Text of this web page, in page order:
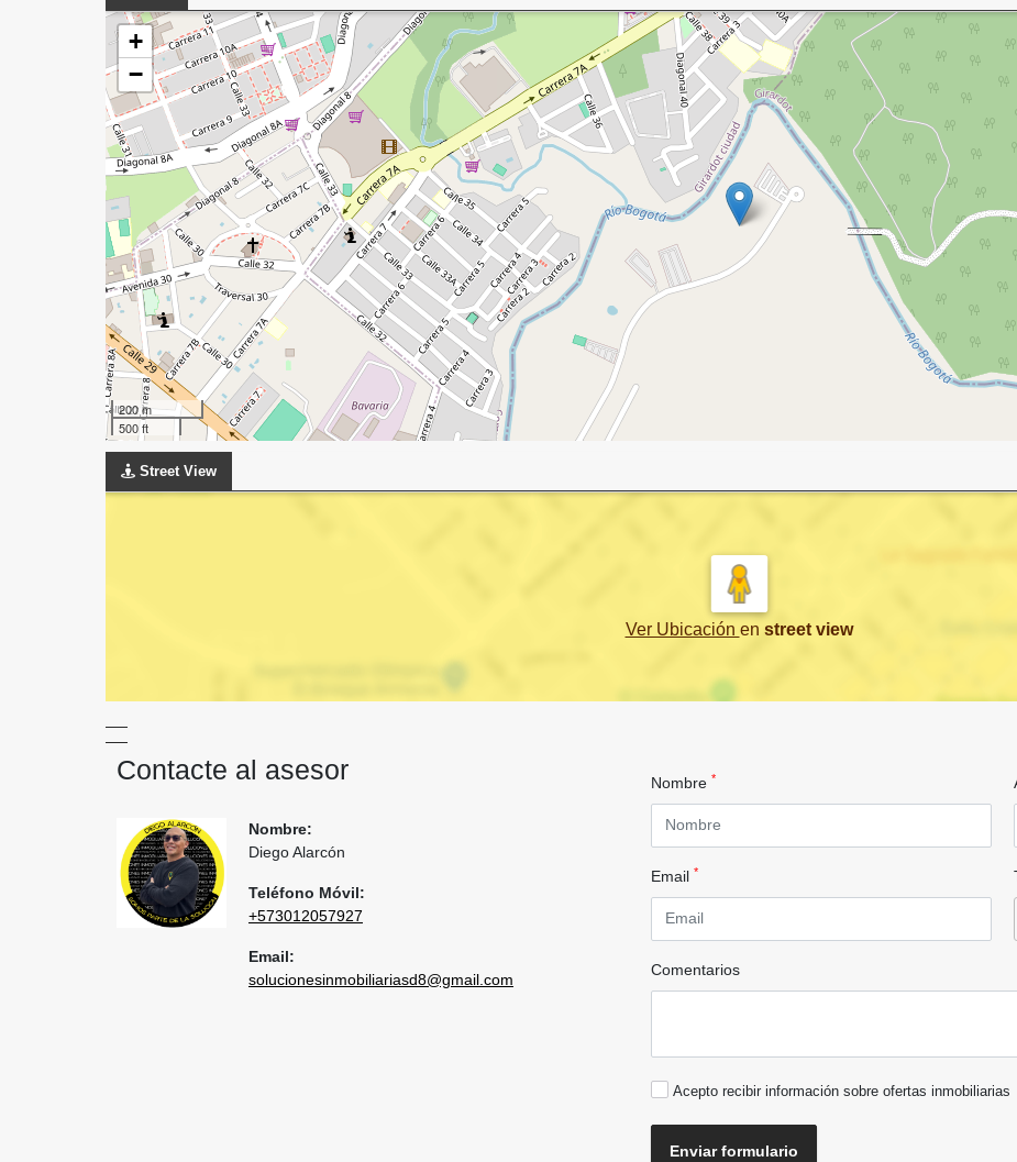
+
−
200 m
500 ft
Street View
Ver Ubicación en street view
Contacte al asesor
Nombre:
Diego Alarcón
Teléfono Móvil:
+573012057927
Email:
solucionesinmobiliariasd8@gmail.com
Nombre *
Email *
Comentarios
Acepto recibir información sobre ofertas inmobiliarias
Enviar formulario